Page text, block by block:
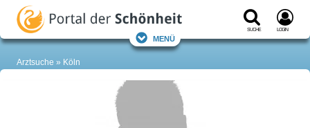
Suche Login
Menü
Arztsuche Köln